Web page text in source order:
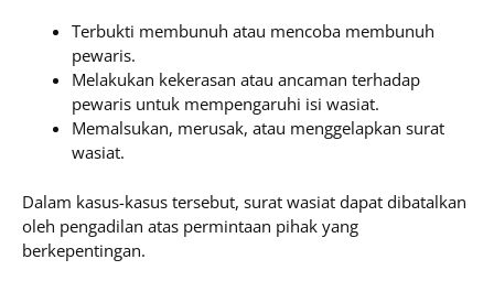
Terbukti membunuh atau mencoba membunuh
pewaris.
Melakukan kekerasan atau ancaman terhadap
pewaris untuk mempengaruhi isi wasiat.
Memalsukan, merusak, atau menggelapkan surat
wasiat.
Dalam kasus-kasus tersebut, surat wasiat dapat dibatalkan
oleh pengadilan atas permintaan pihak yang
berkepentingan.